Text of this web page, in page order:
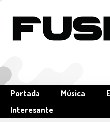
Portada Música
Interesante